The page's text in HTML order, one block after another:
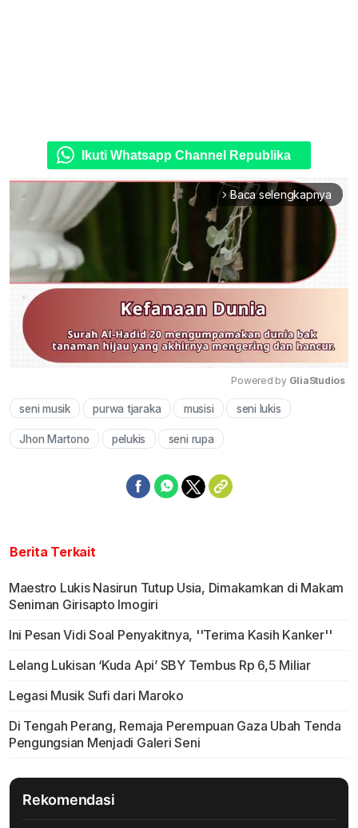
Ikuti Whatsapp Channel Republika
arrow_forward_ios Baca selengkapnya
Powered by GliaStudios
seni musik purwa tjaraka musisi seni lukis
Jhon Martono pelukis seni rupa
Berita Terkait
Maestro Lukis Nasirun Tutup Usia, Dimakamkan di Makam
Seniman Girisapto Imogiri
Ini Pesan Vidi Soal Penyakitnya, ''Terima Kasih Kanker''
Lelang Lukisan ‘Kuda Api’ SBY Tembus Rp 6,5 Miliar
Legasi Musik Sufi dari Maroko
Di Tengah Perang, Remaja Perempuan Gaza Ubah Tenda
Pengungsian Menjadi Galeri Seni
Rekomendasi